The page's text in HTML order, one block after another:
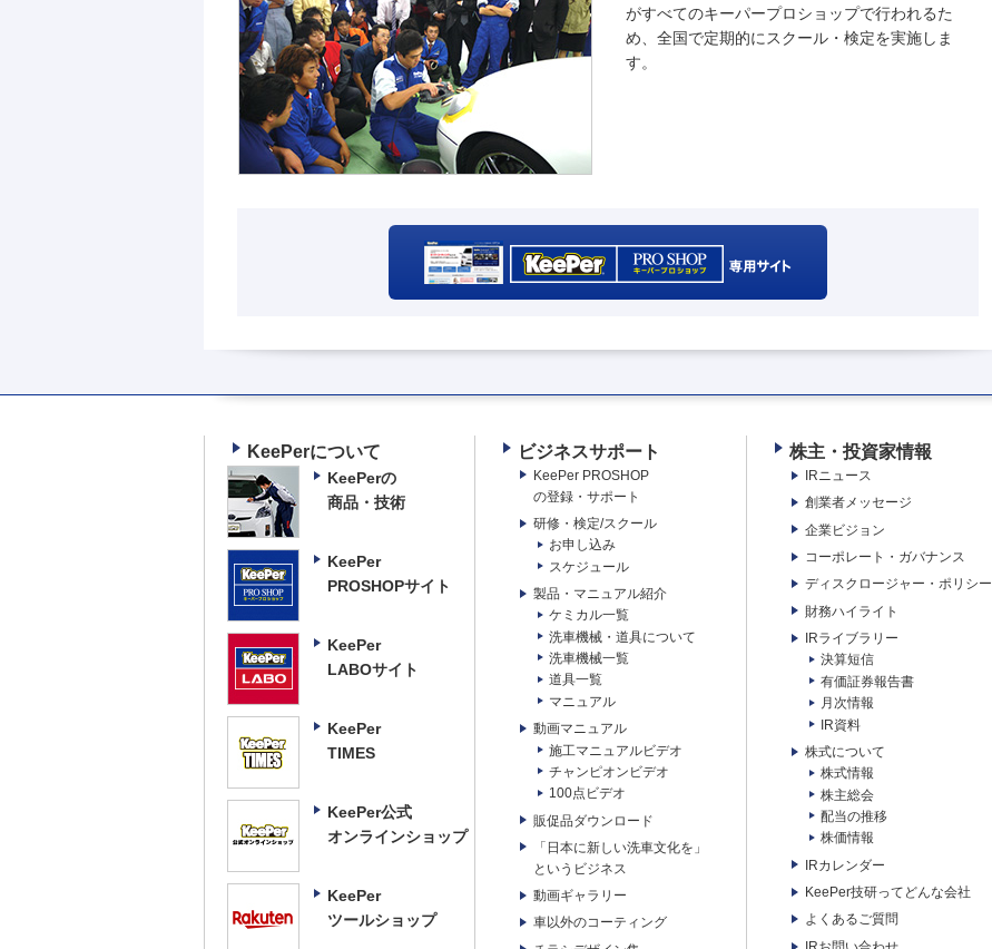
がすべてのキーパープロショップで行われるた
め、全国で定期的にスクール・検定を実施しま
す。
KeePerについて
KeePerの
商品・技術
KeePer
PROSHOPサイト
KeePer
LABOサイト
KeePer
TIMES
KeePer公式
オンラインショップ
KeePer
ツールショップ
ビジネスサポート
KeePer PROSHOP
の登録・サポート
研修・検定/スクール
お申し込み
スケジュール
製品・マニュアル紹介
ケミカル一覧
洗車機械・道具について
洗車機械一覧
道具一覧
マニュアル
動画マニュアル
施工マニュアルビデオ
チャンピオンビデオ
100点ビデオ
販促品ダウンロード
「日本に新しい洗車文化を」
というビジネス
動画ギャラリー
車以外のコーティング
株主・投資家情報
IRニュース
創業者メッセージ
企業ビジョン
コーポレート・ガバナンス
ディスクロージャー・ポリシー
財務ハイライト
IRライブラリー
決算短信
有価証券報告書
月次情報
IR資料
株式について
株式情報
株主総会
配当の推移
株価情報
IRカレンダー
KeePer技研ってどんな会社
よくあるご質問